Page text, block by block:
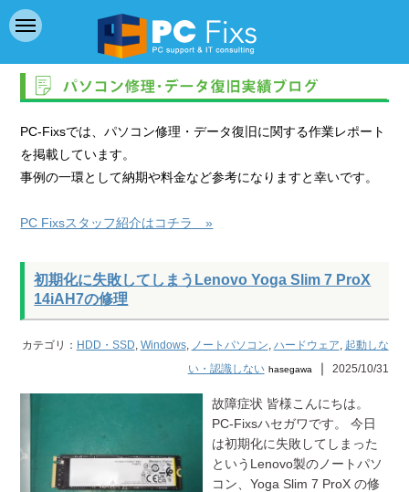
PC-Fixsでは、パソコン修理・データ復旧に関する作業レポート
を掲載しています。
事例の一環として納期や料金など参考になりますと幸いです。
PC Fixsスタッフ紹介はコチラ »
初期化に失敗してしまうLenovo Yoga Slim 7 ProX
14iAH7の修理
カテゴリ： HDD・SSD Windows, ノートパソコン ハードウェア 起動しな
い・認識しない hasegawa ｜ 2025/10/31
故障症状 皆様こんにちは。
PC-Fixsハセガワです。 今日
は初期化に失敗してしまった
というLenovo製のノートパソ
コン、Yoga Slim 7 ProX の修